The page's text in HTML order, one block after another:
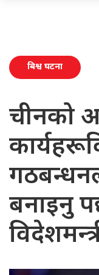
बिश्व घटना
चीनको
बनाइनु